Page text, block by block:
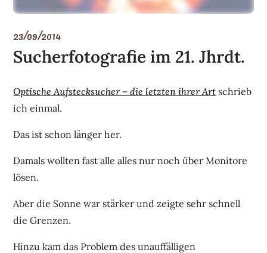
23/09/2014
Sucherfotografie im 21. Jhrdt.
Optische Aufstecksucher – die letzten ihrer Art schrieb
ich einmal.
Das ist schon länger her.
Damals wollten fast alle alles nur noch über Monitore
lösen.
Aber die Sonne war stärker und zeigte sehr schnell
die Grenzen.
Hinzu kam das Problem des unauffälligen